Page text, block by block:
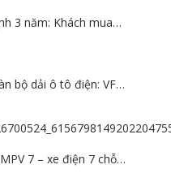
3 năm: Khách mua…
bộ dải ô tô điện: VF…
7 – xe điện 7 chỗ…